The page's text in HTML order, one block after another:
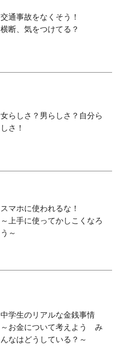
交通事故をなくそう！
横断、気をつけてる？
女らしさ？男らしさ？自分ら
しさ！
スマホに使われるな！
～上手に使ってかしこくなろ
う～
中学生のリアルな金銭事情
～お金について考えよう み
んなはどうしている？～